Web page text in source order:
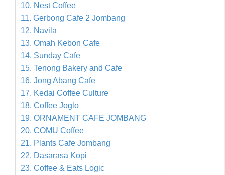
10. Nest Coffee
11. Gerbong Cafe 2 Jombang
12. Navila
13. Omah Kebon Cafe
14. Sunday Cafe
15. Tenong Bakery and Cafe
16. Jong Abang Cafe
17. Kedai Coffee Culture
18. Coffee Joglo
19. ORNAMENT CAFE JOMBANG
20. COMU Coffee
21. Plants Cafe Jombang
22. Dasarasa Kopi
23. Coffee & Eats Logic